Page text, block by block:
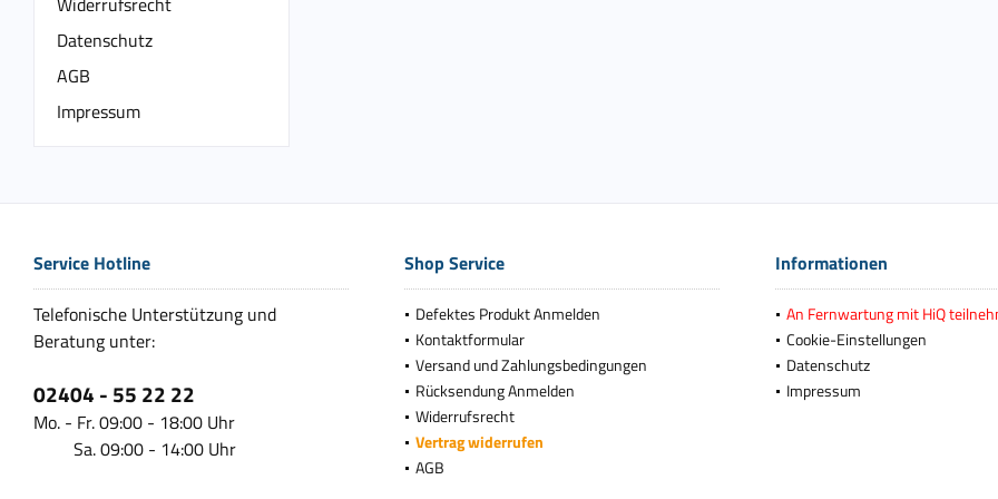
Datenschutz
AGB
Impressum
Service Hotline
Telefonische Unterstützung und
Beratung unter:
02404 - 55 22 22
Mo. - Fr. 09:00 - 18:00 Uhr
Sa. 09:00 - 14:00 Uhr
Shop Service
Defektes Produkt Anmelden
Kontaktformular
Versand und Zahlungsbedingungen
Rücksendung Anmelden
Widerrufsrecht
Vertrag widerrufen
AGB
Informationen
An Fernwartung mit HiQ
Cookie-Einstellungen
Datenschutz
Impressum